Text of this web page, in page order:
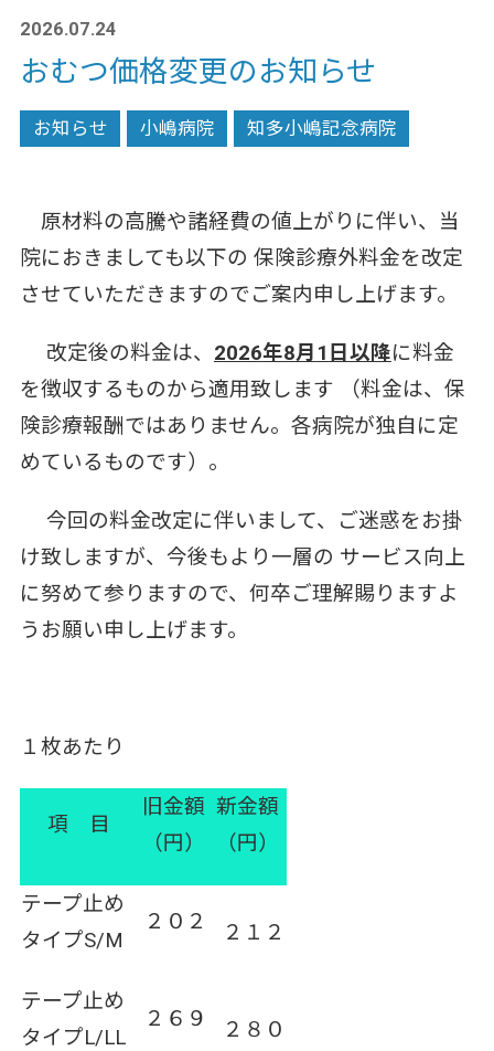
2026.07.24
おむつ価格変更のお知らせ
お知らせ 小嶋病院 知多小嶋記念病院
原材料の高騰や諸経費の値上がりに伴い、当
院におきましても以下の 保険診療外料金を改定
させていただきますのでご案内申し上げます。
改定後の料金は、 2026年8月 1 日以降に料金
を徴収するものから適用致します （料金は、保
険診療報酬ではありません。各病院が独自に定
めているものです）。
今回の料金改定に伴いまして、ご迷惑をお掛
け致しますが、今後もより一層の サービス向上
に努めて参りますので、何卒ご理解賜りますよ
うお願い申し上げます。
１枚あたり
項 目
旧金額
（円）
新金額
（円）
テープ止め
タイプS/M
２０２ ２１２
テープ止め
タイプL/LL
２６９ ２８０